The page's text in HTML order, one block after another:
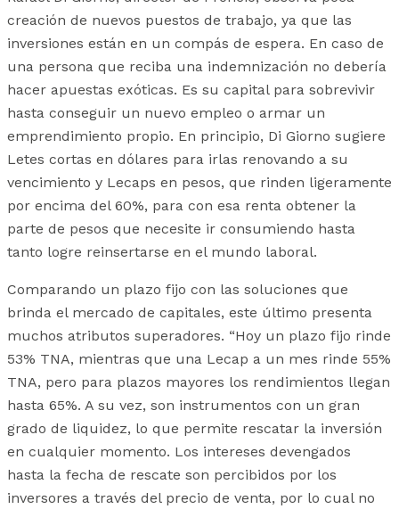
creación de nuevos puestos de trabajo, ya que las
inversiones están en un compás de espera. En caso de
una persona que reciba una indemnización no debería
hacer apuestas exóticas. Es su capital para sobrevivir
hasta conseguir un nuevo empleo o armar un
emprendimiento propio. En principio, Di Giorno sugiere
Letes cortas en dólares para irlas renovando a su
vencimiento y Lecaps en pesos, que rinden ligeramente
por encima del 60%, para con esa renta obtener la
parte de pesos que necesite ir consumiendo hasta
tanto logre reinsertarse en el mundo laboral.
Comparando un plazo fijo con las soluciones que
brinda el mercado de capitales, este último presenta
muchos atributos superadores. “Hoy un plazo fijo rinde
53% TNA, mientras que una Lecap a un mes rinde 55%
TNA, pero para plazos mayores los rendimientos llegan
hasta 65%. A su vez, son instrumentos con un gran
grado de liquidez, lo que permite rescatar la inversión
en cualquier momento. Los intereses devengados
hasta la fecha de rescate son percibidos por los
inversores a través del precio de venta, por lo cual no